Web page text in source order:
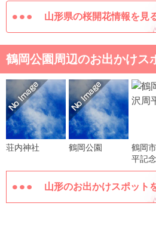
山形県の桜開花情報を見
鶴岡公園周辺のお出かけス
荘内神社 鶴岡公園
鶴岡
平記
山形のお出かけスポット